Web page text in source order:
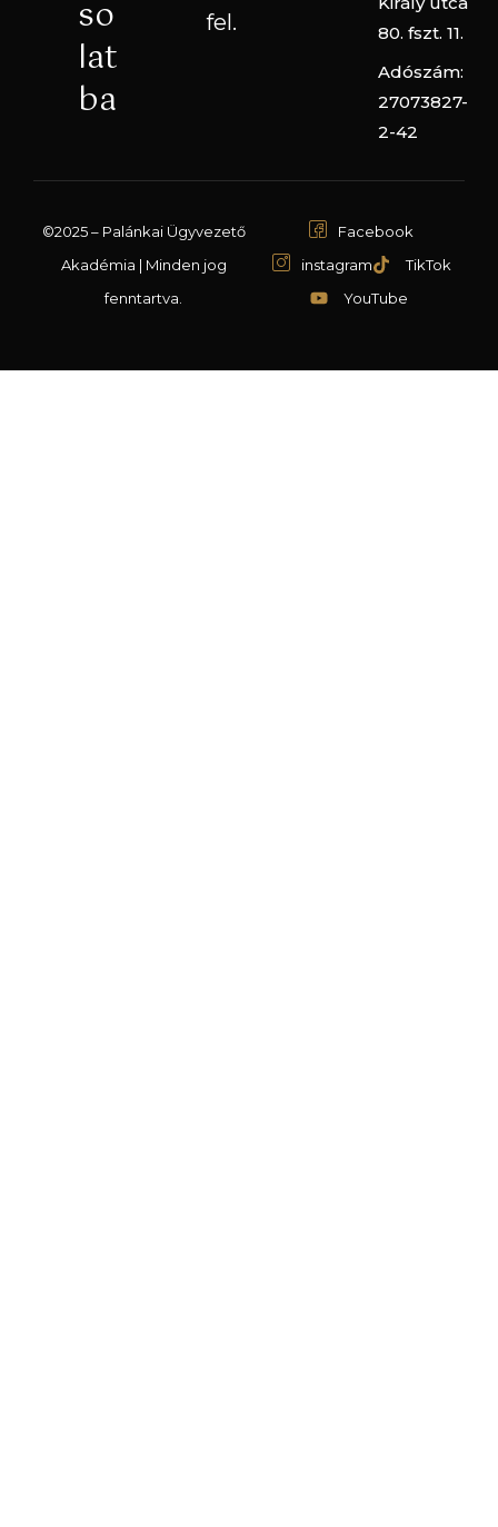
so
lat
ba
fel.
80. fszt. 11.
Adószám:
27073827-
2-42
©2025 – Palánkai Ügyvezető
Akadémia | Minden jog
fenntartva.
Facebook
instagram
TikTok
YouTube